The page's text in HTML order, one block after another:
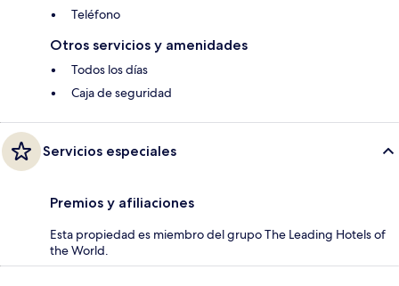
Teléfono
Otros servicios y amenidades
Todos los días
Caja de seguridad
Servicios especiales
Premios y afiliaciones
Esta propiedad es miembro del grupo The Leading Hotels of
the World.